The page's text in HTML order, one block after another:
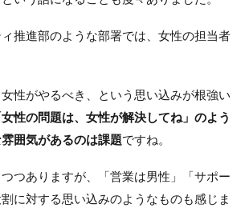
推進部のような部署では、女性の担当者
性がやるべき、という思い込みが根強い
女性の問題は、女性が解決してね」のよう
囲気があるのは課題ですね。
つありますが、「営業は男性」「サポー
に対する思い込みのようなものも感じま